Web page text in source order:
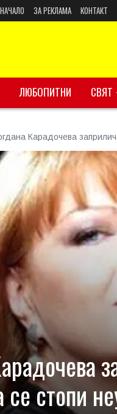
НАЧАЛО ЗА РЕКЛАМА КОНТАКТ
ЛЮБОПИТНИ СВЯТ
Карадочева
стопи